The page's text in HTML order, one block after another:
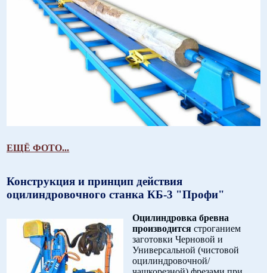
ЕЩЁ ФОТО...
Конструкция и принцип действия
оцилиндровочного станка КБ-3 "Профи"
Оцилиндровка бревна
производится строганием
заготовки Черновой и
Универсальной (чистовой
оцилиндровочной/